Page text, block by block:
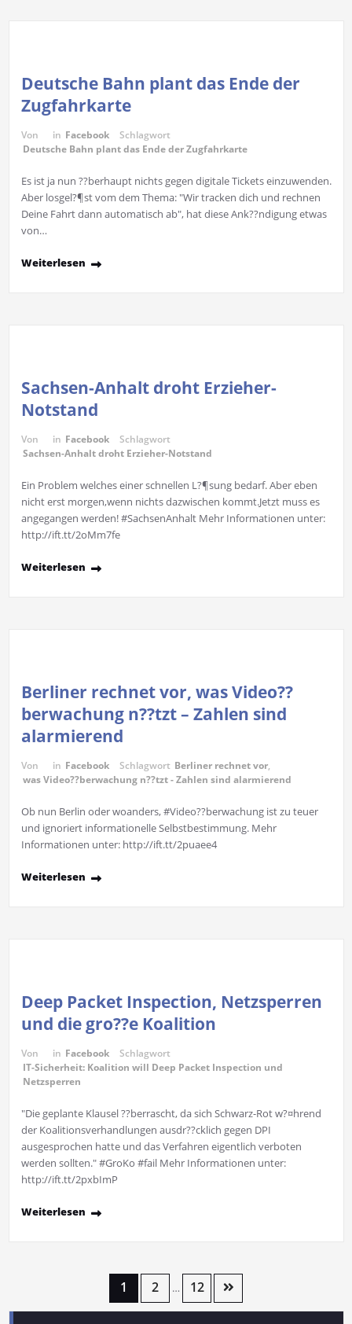
Deutsche Bahn plant das Ende der
Zugfahrkarte
Von in Facebook
Schlagwort
Deutsche Bahn plant das Ende der Zugfahrkarte
Es ist ja nun ??berhaupt nichts gegen digitale Tickets einzuwenden.
Aber losgel?¶st vom dem Thema: "Wir tracken dich und rechnen
Deine Fahrt dann automatisch ab", hat diese Ank??ndigung etwas
von…
Weiterlesen
Sachsen-Anhalt droht Erzieher-
Notstand
Von in Facebook
Schlagwort
Sachsen-Anhalt droht Erzieher-Notstand
Ein Problem welches einer schnellen L?¶sung bedarf. Aber eben
nicht erst morgen,wenn nichts dazwischen kommt.Jetzt muss es
angegangen werden! #SachsenAnhalt Mehr Informationen unter:
http://ift.tt/2oMm7fe
Weiterlesen
Berliner rechnet vor, was Video??
berwachung n??tzt – Zahlen sind
alarmierend
Von in Facebook Schlagwort Berliner rechnet vor,
was Video??berwachung n??tzt - Zahlen sind alarmierend
Ob nun Berlin oder woanders, #Video??berwachung ist zu teuer
und ignoriert informationelle Selbstbestimmung. Mehr
Informationen unter: http://ift.tt/2puaee4
Weiterlesen
Deep Packet Inspection, Netzsperren
und die gro??e Koalition
Von in Facebook
Schlagwort
IT-Sicherheit: Koalition will Deep Packet Inspection und
Netzsperren
"Die geplante Klausel ??berrascht, da sich Schwarz-Rot w?¤hrend
der Koalitionsverhandlungen ausdr??cklich gegen DPI
ausgesprochen hatte und das Verfahren eigentlich verboten
werden sollten." #GroKo #fail Mehr Informationen unter:
http://ift.tt/2pxbImP
Weiterlesen
1 2 … 12